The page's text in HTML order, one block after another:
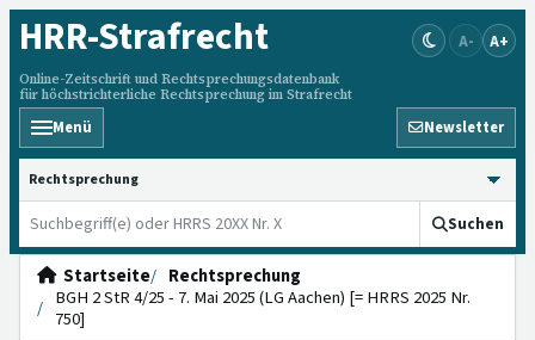
HRR-Strafrecht
Online-Zeitschrift und Rechtsprechungsdatenbank
für höchstrichterliche Rechtsprechung im Strafrecht
A- A+
Menü Newsletter
HRRS durchsuchen
Suchen
Startseite
Rechtsprechung
BGH 2 StR 4/25 - 7. Mai 2025 (LG Aachen) [= HRRS 2025 Nr.
750]